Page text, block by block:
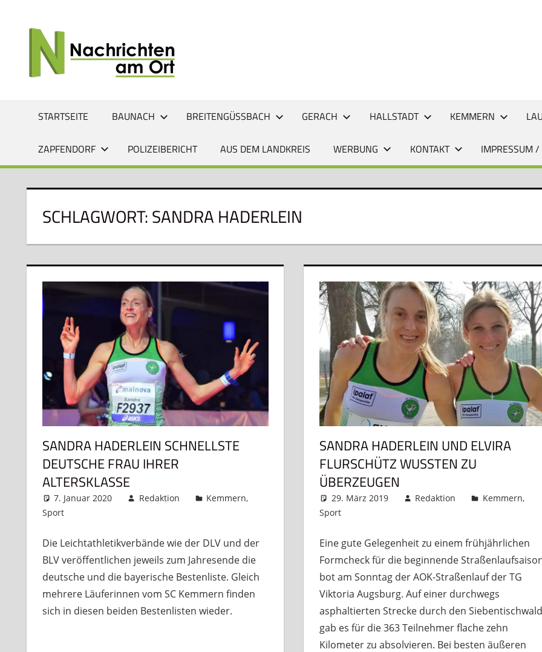
ORT
Lokale
News
Baunach,
Hallstadt,
Lauter,
Rattelsdorf,
Reckendorf
Zapfendorf
STARTSEITE BAUNACH BREITENGÜSSBACH GERACH HALLSTADT KEMMERN
ZAPFENDORF POLIZEIBERICHT AUS DEM LANDKREIS WERBUNG KONTAKT IMPRESSUM /
SCHLAGWORT:SANDRA HADERLEIN
SANDRA HADERLEIN SCHNELLSTE
DEUTSCHE FRAU IHRER
ALTERSKLASSE
7. Januar 2020 Redaktion Kemmern,
Sport
Die Leichtathletikverbände wie der DLV und der
BLV veröffentlichen jeweils zum Jahresende die
deutsche und die bayerische Bestenliste. Gleich
mehrere Läuferinnen vom SC Kemmern finden
sich in diesen beiden Bestenlisten wieder.
SANDRA HADERLEIN UND ELVIRA
FLURSCHÜTZ WUSSTEN ZU
ÜBERZEUGEN
29. März 2019 Redaktion Kemmern,
Sport
Eine gute Gelegenheit zu einem frühjährlichen
Formcheck für die beginnende
bot am Sonntag der AOK-Straßenlauf der TG
Viktoria Augsburg. Auf einer durchwegs
asphaltierten Strecke durch den Siebentischwald
gab es für die 363 Teilnehmer flache zehn
Kilometer zu absolvieren. Bei besten äußeren